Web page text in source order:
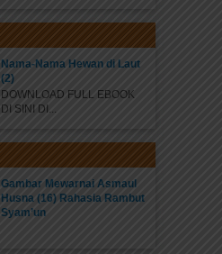
Nama-Nama Hewan di Laut
(2)
DOWNLOAD FULL EBOOK
DI SINI DI...
Gambar Mewarnai Asmaul
Husna (16) Rahasia Rambut
Syam’un